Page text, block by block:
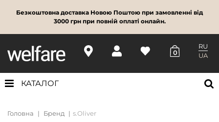
Безкоштовна доставка Новою Поштою при замовленні від
3000 грн при повній оплаті онлайн.
0
RU
UA
КАТАЛОГ
Головна Бренд s.Oliver